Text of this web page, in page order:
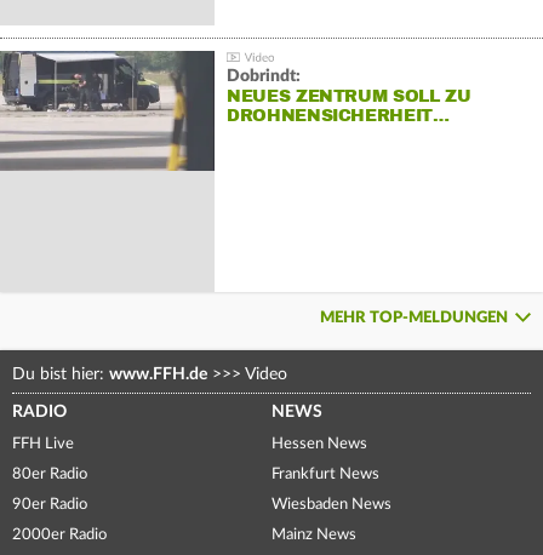
Dobrindt:
NEUES ZENTRUM SOLL ZU
DROHNENSICHERHEIT…
MEHR TOP-MELDUNGEN
Du bist hier: www.FFH.de >>> Video
RADIO
FFH Live
80er Radio
90er Radio
2000er Radio
NEWS
Hessen News
Frankfurt News
Wiesbaden News
Mainz News